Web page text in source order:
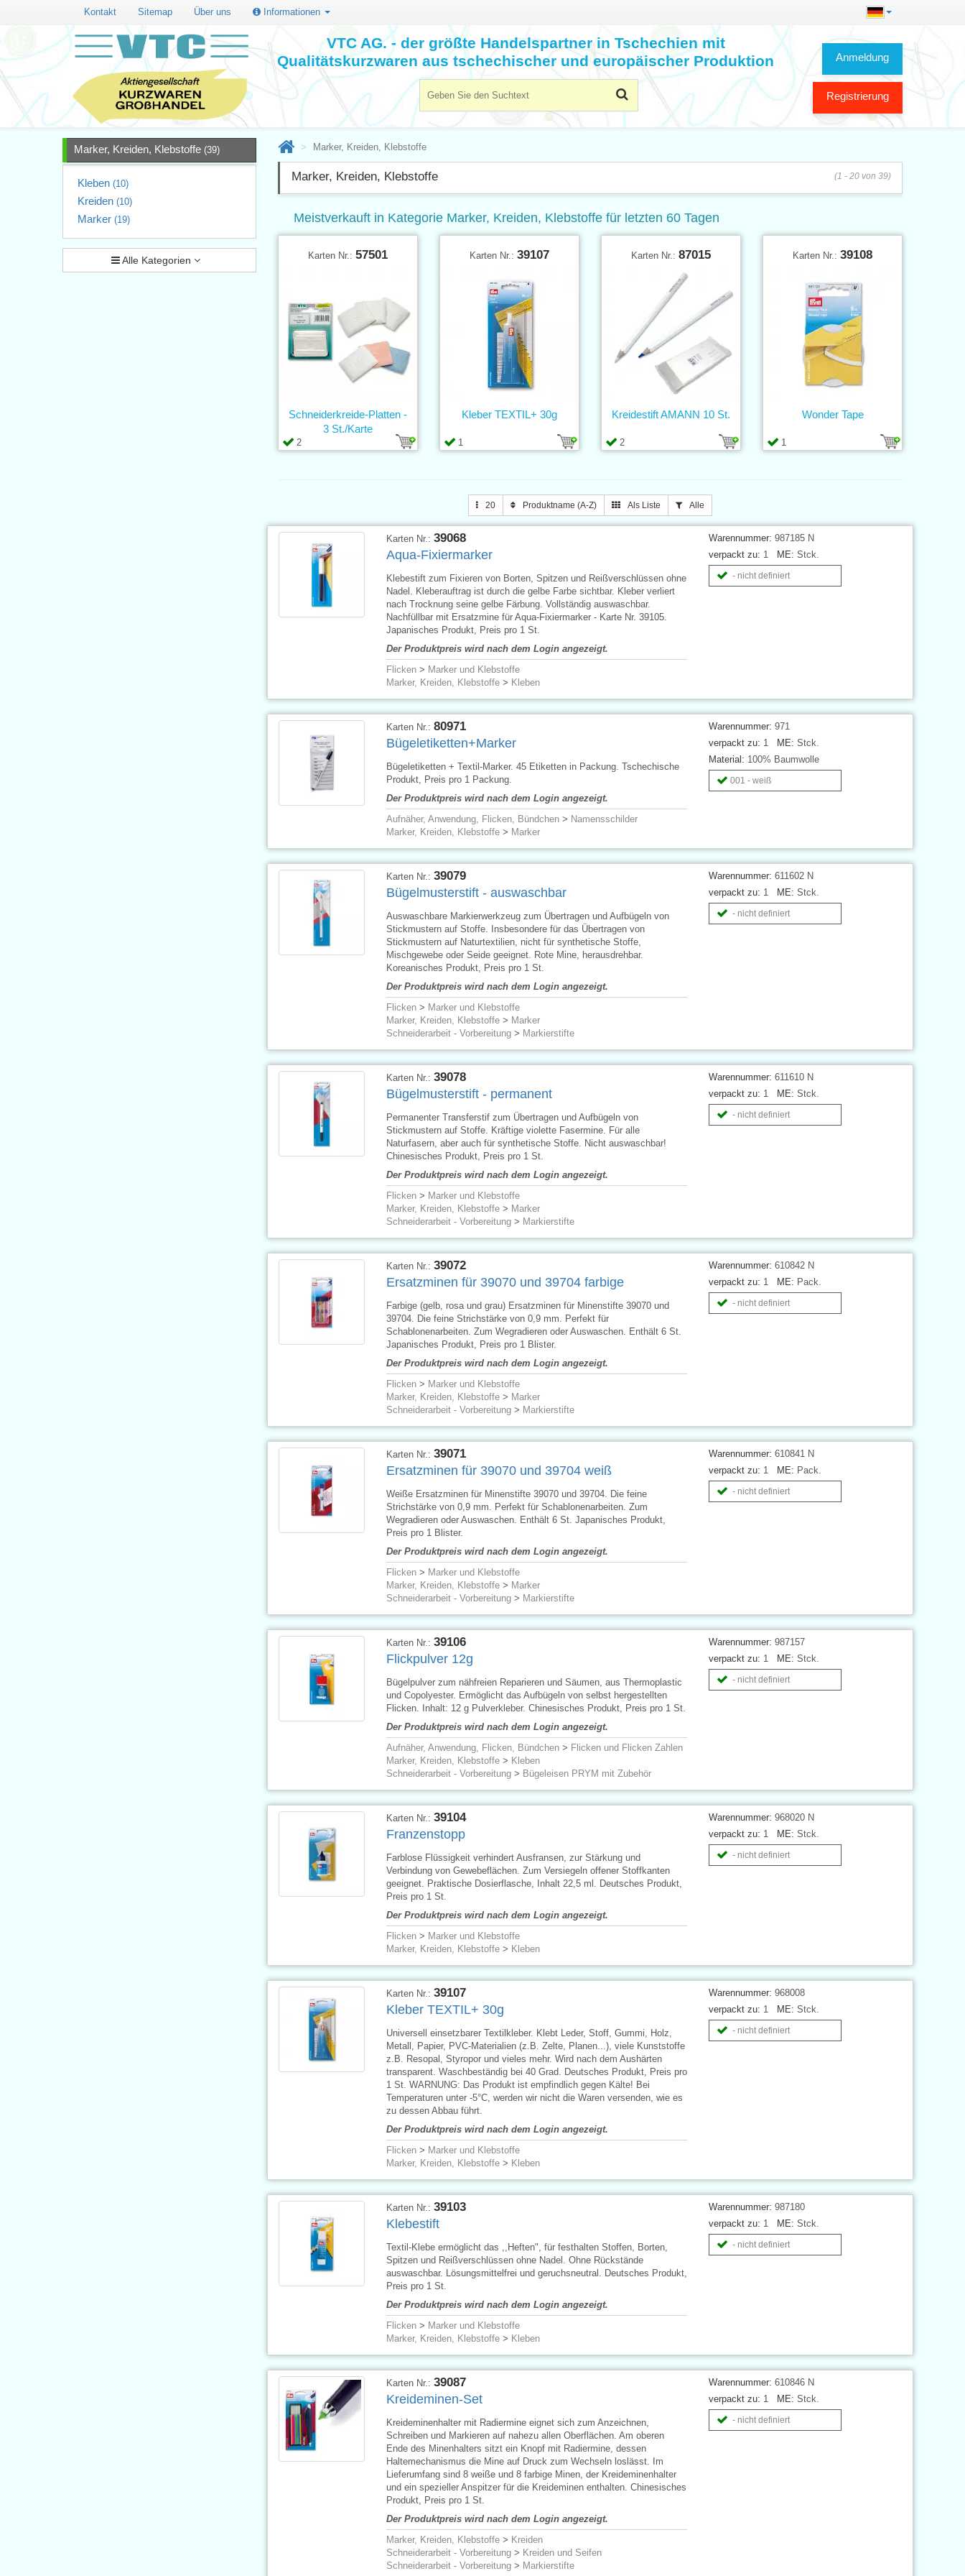
Kontakt Sitemap Über uns Informationen
Anmeldung
Registrierung
VTC AG. - der größte Handelspartner in Tschechien mit
Qualitätskurzwaren aus tschechischer und europäischer Produktion
Marker, Kreiden, Klebstoffe (39)
Kleben (10)
Kreiden (10)
Marker (19)
Alle Kategorien
Marker, Kreiden, Klebstoffe
Marker, Kreiden, Klebstoffe (1 - 20 von 39)
Meistverkauft in Kategorie Marker, Kreiden, Klebstoffe für letzten 60 Tagen
Karten Nr.: 57501
2
Schneiderkreide-Platten -
3 St./Karte
Karten Nr.: 39107
1
Kleber TEXTIL+ 30g
Karten Nr.: 87015
2
Kreidestift AMANN 10 St.
Karten Nr.: 39108
1
Wonder Tape
20 Produktname (A-Z) Als Liste Alle
Warennummer: 987185 N
verpackt zu: 1 ME: Stck.
- nicht definiert
Karten Nr.: 39068
Aqua-Fixiermarker
Klebestift zum Fixieren von Borten, Spitzen und Reißverschlüssen ohne
Nadel. Kleberauftrag ist durch die gelbe Farbe sichtbar. Kleber verliert
nach Trocknung seine gelbe Färbung. Vollständig auswaschbar.
Nachfüllbar mit Ersatzmine für Aqua-Fixiermarker - Karte Nr. 39105.
Japanisches Produkt, Preis pro 1 St.
Der Produktpreis wird nach dem Login angezeigt.
Flicken> Marker und Klebstoffe
Marker, Kreiden, Klebstoffe> Kleben
Warennummer: 971
verpackt zu: 1 ME: Stck.
Material: 100% Baumwolle
001 - weiß
Karten Nr.: 80971
Bügeletiketten+Marker
Bügeletiketten + Textil-Marker. 45 Etiketten in Packung. Tschechische
Produkt, Preis pro 1 Packung.
Der Produktpreis wird nach dem Login angezeigt.
Aufnäher, Anwendung, Flicken, Bündchen> Namensschilder
Marker, Kreiden, Klebstoffe> Marker
Warennummer: 611602 N
verpackt zu: 1 ME: Stck.
- nicht definiert
Karten Nr.: 39079
Bügelmusterstift - auswaschbar
Auswaschbare Markierwerkzeug zum Übertragen und Aufbügeln von
Stickmustern auf Stoffe. Insbesondere für das Übertragen von
Stickmustern auf Naturtextilien, nicht für synthetische Stoffe,
Mischgewebe oder Seide geeignet. Rote Mine, herausdrehbar.
Koreanisches Produkt, Preis pro 1 St.
Der Produktpreis wird nach dem Login angezeigt.
Flicken> Marker und Klebstoffe
Marker, Kreiden, Klebstoffe> Marker
Schneiderarbeit - Vorbereitung> Markierstifte
Warennummer: 611610 N
verpackt zu: 1 ME: Stck.
- nicht definiert
Karten Nr.: 39078
Bügelmusterstift - permanent
Permanenter Transferstif zum Übertragen und Aufbügeln von
Stickmustern auf Stoffe. Kräftige violette Fasermine. Für alle
Naturfasern, aber auch für synthetische Stoffe. Nicht auswaschbar!
Chinesisches Produkt, Preis pro 1 St.
Der Produktpreis wird nach dem Login angezeigt.
Flicken> Marker und Klebstoffe
Marker, Kreiden, Klebstoffe> Marker
Schneiderarbeit - Vorbereitung> Markierstifte
Warennummer: 610842 N
verpackt zu: 1 ME: Pack.
- nicht definiert
Karten Nr.: 39072
Ersatzminen für 39070 und 39704 farbige
Farbige (gelb, rosa und grau) Ersatzminen für Minenstifte 39070 und
39704. Die feine Strichstärke von 0,9 mm. Perfekt für
Schablonenarbeiten. Zum Wegradieren oder Auswaschen. Enthält 6 St.
Japanisches Produkt, Preis pro 1 Blister.
Der Produktpreis wird nach dem Login angezeigt.
Flicken> Marker und Klebstoffe
Marker, Kreiden, Klebstoffe> Marker
Schneiderarbeit - Vorbereitung> Markierstifte
Warennummer: 610841 N
verpackt zu: 1 ME: Pack.
- nicht definiert
Karten Nr.: 39071
Ersatzminen für 39070 und 39704 weiß
Weiße Ersatzminen für Minenstifte 39070 und 39704. Die feine
Strichstärke von 0,9 mm. Perfekt für Schablonenarbeiten. Zum
Wegradieren oder Auswaschen. Enthält 6 St. Japanisches Produkt,
Preis pro 1 Blister.
Der Produktpreis wird nach dem Login angezeigt.
Flicken> Marker und Klebstoffe
Marker, Kreiden, Klebstoffe> Marker
Schneiderarbeit - Vorbereitung> Markierstifte
Warennummer: 987157
verpackt zu: 1 ME: Stck.
- nicht definiert
Karten Nr.: 39106
Flickpulver 12g
Bügelpulver zum nähfreien Reparieren und Säumen, aus Thermoplastic
und Copolyester. Ermöglicht das Aufbügeln von selbst hergestellten
Flicken. Inhalt: 12 g Pulverkleber. Chinesisches Produkt, Preis pro 1 St.
Der Produktpreis wird nach dem Login angezeigt.
Aufnäher, Anwendung, Flicken, Bündchen> Flicken und Flicken Zahlen
Marker, Kreiden, Klebstoffe> Kleben
Schneiderarbeit - Vorbereitung> Bügeleisen PRYM mit Zubehör
Warennummer: 968020 N
verpackt zu: 1 ME: Stck.
- nicht definiert
Karten Nr.: 39104
Franzenstopp
Farblose Flüssigkeit verhindert Ausfransen, zur Stärkung und
Verbindung von Gewebeflächen. Zum Versiegeln offener Stoffkanten
geeignet. Praktische Dosierflasche, Inhalt 22,5 ml. Deutsches Produkt,
Preis pro 1 St.
Der Produktpreis wird nach dem Login angezeigt.
Flicken> Marker und Klebstoffe
Marker, Kreiden, Klebstoffe> Kleben
Warennummer: 968008
verpackt zu: 1 ME: Stck.
- nicht definiert
Karten Nr.: 39107
Kleber TEXTIL+ 30g
Universell einsetzbarer Textilkleber. Klebt Leder, Stoff, Gummi, Holz,
Metall, Papier, PVC-Materialien (z.B. Zelte, Planen...), viele Kunststoffe
z.B. Resopal, Styropor und vieles mehr. Wird nach dem Aushärten
transparent. Waschbeständig bei 40 Grad. Deutsches Produkt, Preis pro
1 St. WARNUNG: Das Produkt ist empfindlich gegen Kälte! Bei
Temperaturen unter -5°C, werden wir nicht die Waren versenden, wie es
zu dessen Abbau führt.
Der Produktpreis wird nach dem Login angezeigt.
Flicken> Marker und Klebstoffe
Marker, Kreiden, Klebstoffe> Kleben
Warennummer: 987180
verpackt zu: 1 ME: Stck.
- nicht definiert
Karten Nr.: 39103
Klebestift
Textil-Klebe ermöglicht das ,,Heften", für festhalten Stoffen, Borten,
Spitzen und Reißverschlüssen ohne Nadel. Ohne Rückstände
auswaschbar. Lösungsmittelfrei und geruchsneutral. Deutsches Produkt,
Preis pro 1 St.
Der Produktpreis wird nach dem Login angezeigt.
Flicken> Marker und Klebstoffe
Marker, Kreiden, Klebstoffe> Kleben
Warennummer: 610846 N
verpackt zu: 1 ME: Stck.
- nicht definiert
Karten Nr.: 39087
Kreideminen-Set
Kreideminenhalter mit Radiermine eignet sich zum Anzeichnen,
Schreiben und Markieren auf nahezu allen Oberflächen. Am oberen
Ende des Minenhalters sitzt ein Knopf mit Radiermine, dessen
Haltemechanismus die Mine auf Druck zum Wechseln loslässt. Im
Lieferumfang sind 8 weiße und 8 farbige Minen, der Kreideminenhalter
und ein spezieller Anspitzer für die Kreideminen enthalten. Chinesisches
Produkt, Preis pro 1 St.
Der Produktpreis wird nach dem Login angezeigt.
Marker, Kreiden, Klebstoffe> Kreiden
Schneiderarbeit - Vorbereitung> Kreiden und Seifen
Schneiderarbeit - Vorbereitung> Markierstifte